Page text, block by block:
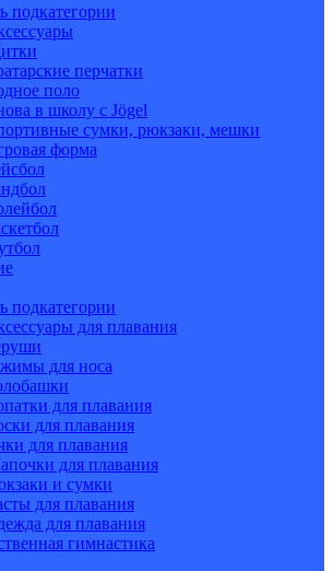
подкатегории
перчатки
поло
в школу c Jögel
сумки, рюкзаки, мешки
форма
подкатегории
для плавания
для носа
для плавания
для плавания
для плавания
для плавания
и сумки
для плавания
для плавания
гимнастика